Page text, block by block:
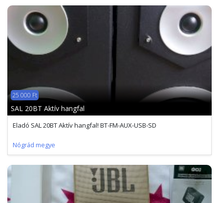
25 000 Ft
SAL 20BT Aktív hangfal
Eladó SAL 20BT Aktív hangfal! BT-FM-AUX-USB-SD
Nógrád megye